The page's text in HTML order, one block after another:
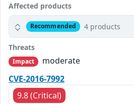
Affected products
Recommended 4 products
Threats
Impact
moderate
CVE-2016-7992
9.8 (Critical)